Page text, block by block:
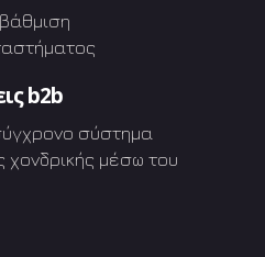
b2b
σύστημα
χονδρικής μέσω του